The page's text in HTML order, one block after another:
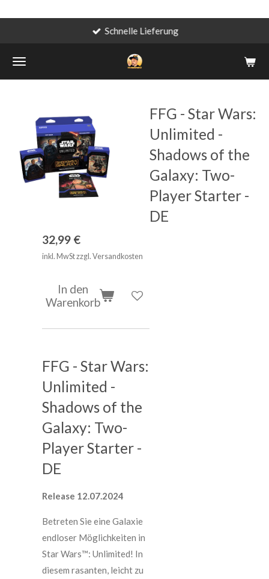
springen
Schnelle Lieferung
FFG - Star Wars:
Unlimited -
Shadows of the
Galaxy: Two-
Player Starter -
DE
32,99 €
inkl. MwSt zzgl. Versandkosten
In den
Warenkorb
FFG - Star Wars:
Unlimited -
Shadows of the
Galaxy: Two-
Player Starter -
DE
Release 12.07.2024
Betreten Sie eine Galaxie
endloser Möglichkeiten in
Star Wars™: Unlimited! In
diesem rasanten, leicht zu